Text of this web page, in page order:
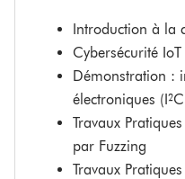
Introduction à la
Cybersécurité
Démonstration :
électroniques
Travaux
par Fuzzing
Travaux